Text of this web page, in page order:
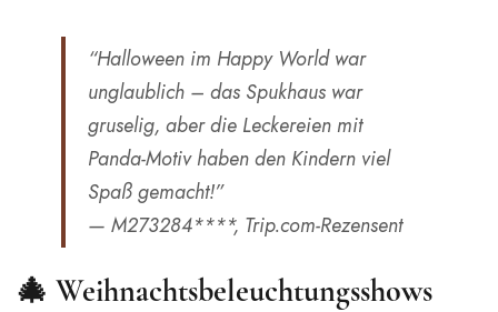
“Halloween im Happy World war
unglaublich – das Spukhaus war
gruselig, aber die Leckereien mit
Panda-Motiv haben den Kindern viel
Spaß gemacht!”
— M273284****, Trip.com-Rezensent
🎄 Weihnachtsbeleuchtungsshows